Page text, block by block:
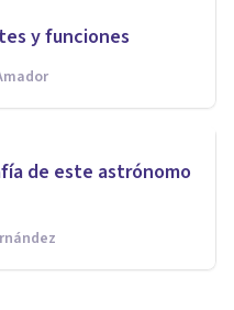
y funciones
de este astrónomo